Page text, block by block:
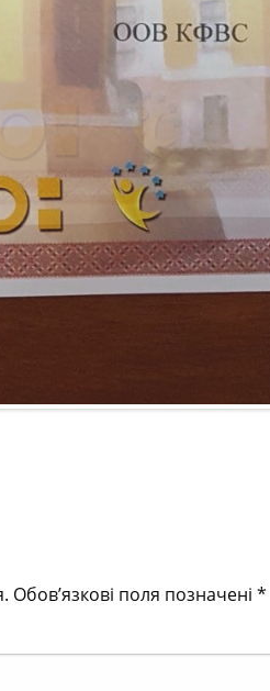
Обов’язкові поля позначені *